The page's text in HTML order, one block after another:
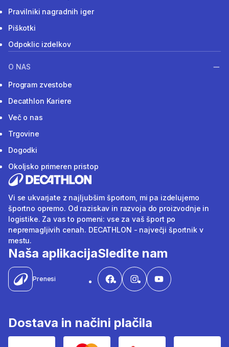
Pravilniki nagradnih iger
Piškotki
Odpoklic izdelkov
O NAS
Program zvestobe
Decathlon Kariere
Več o nas
Trgovine
Dogodki
Okoljsko primeren pristop
Vi se ukvarjate z najljubšim športom, mi pa izdelujemo
športno opremo. Od raziskav in razvoja do proizvodnje in
logistike. Za vas to pomeni: vse za vaš šport po
nepremagljivih cenah. DECATHLON - največji športnik v
mestu.
Naša aplikacija
Prenesi
Sledite nam
Dostava in načini plačila